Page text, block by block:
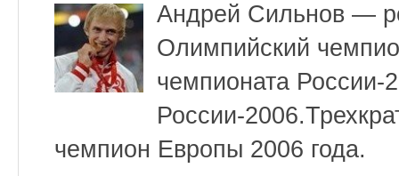
Андрей Сильнов —
Олимпийский
чемпионата
России-
чемпион Европы 2006 года.